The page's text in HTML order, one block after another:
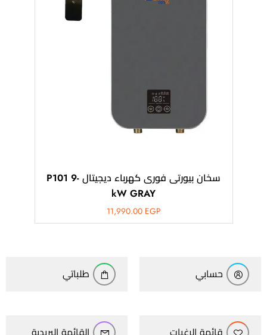
سخان بيورتى فورى كهرباء ديجيتال -P101 9
kW GRAY
11,990.00 EGP
حسابي طلباتي